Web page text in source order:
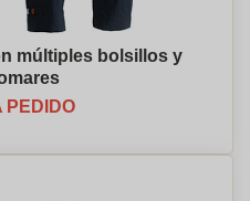
múltiples bolsillos y
PEDIDO